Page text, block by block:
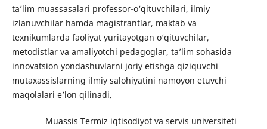
ta’lim muassasalari professor-o‘qituvchilari, ilmiy
izlanuvchilar hamda magistrantlar, maktab va
texnikumlarda faoliyat yuritayotgan o‘qituvchilar,
metodistlar va amaliyotchi pedagoglar, ta’lim sohasida
innovatsion yondashuvlarni joriy etishga qiziquvchi
mutaxassislarning ilmiy salohiyatini namoyon etuvchi
maqolalari eʼlon qilinadi.
Muassis Termiz iqtisodiyot va servis universiteti